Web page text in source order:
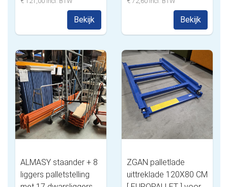
Bekijk Bekijk
ALMASY staander + 8
liggers palletstelling
ZGAN palletlade
uittreklade 120X80 CM